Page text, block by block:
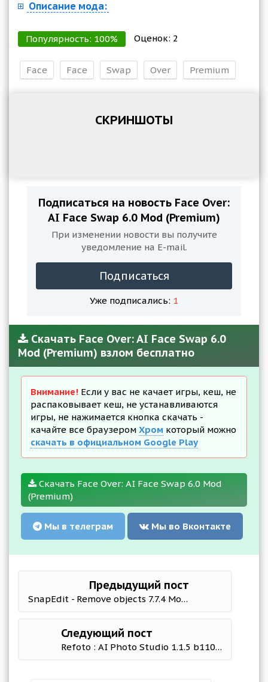
Описание мода:
Популярность: 100% Оценок: 2
Face Face Swap Over Premium
СКРИНШОТЫ
Подписаться на новость Face Over:
AI Face Swap 6.0 Mod (Premium)
При изменении новости вы получите
уведомление на E-mail.
Подписаться
Уже подписались: 1
Скачать Face Over: AI Face Swap 6.0
Mod (Premium) взлом бесплатно
Внимание! Если у вас не качает игры, кеш, не
распаковывает кеш, не устанавливаются
игры, не нажимается кнопка скачать -
качайте все браузером Хром который можно
скачать в официальном Google Play
Скачать Face Over: AI Face Swap 6.0 Mod
(Premium)
Мы в телеграм Мы во Вконтакте
Предыдущий пост
SnapEdit - Remove objects 7.7.4 Mod (Pro)
Следующий пост
Refoto : AI Photo Studio 1.1.5 b1101051 Mod (Premium)